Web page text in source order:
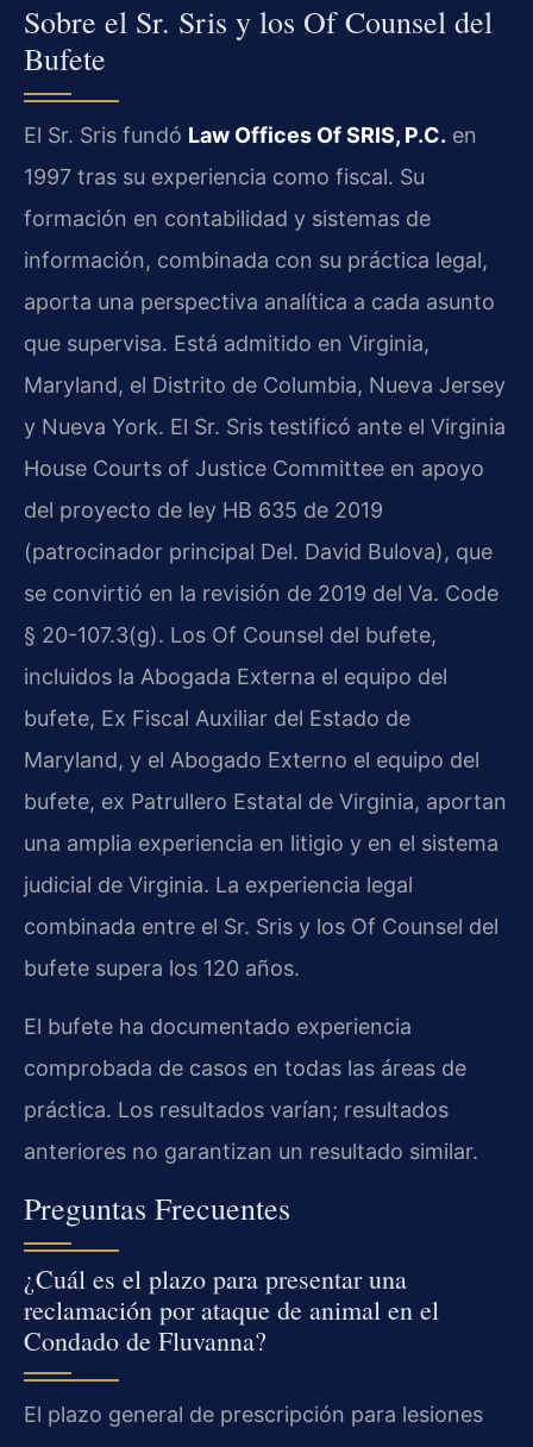
Sobre el Sr. Sris y los Of Counsel del
Bufete
El Sr. Sris fundó Law Offices Of SRIS, P.C. en
1997 tras su experiencia como fiscal. Su
formación en contabilidad y sistemas de
información, combinada con su práctica legal,
aporta una perspectiva analítica a cada asunto
que supervisa. Está admitido en Virginia,
Maryland, el Distrito de Columbia, Nueva Jersey
y Nueva York. El Sr. Sris testificó ante el Virginia
House Courts of Justice Committee en apoyo
del proyecto de ley HB 635 de 2019
(patrocinador principal Del. David Bulova), que
se convirtió en la revisión de 2019 del Va. Code
§ 20-107.3(g). Los Of Counsel del bufete,
incluidos la Abogada Externa el equipo del
bufete, Ex Fiscal Auxiliar del Estado de
Maryland, y el Abogado Externo el equipo del
bufete, ex Patrullero Estatal de Virginia, aportan
una amplia experiencia en litigio y en el sistema
judicial de Virginia. La experiencia legal
combinada entre el Sr. Sris y los Of Counsel del
bufete supera los 120 años.
El bufete ha documentado experiencia
comprobada de casos en todas las áreas de
práctica. Los resultados varían; resultados
anteriores no garantizan un resultado similar.
Preguntas Frecuentes
¿Cuál es el plazo para presentar una
reclamación por ataque de animal en el
Condado de Fluvanna?
El plazo general de prescripción para lesiones